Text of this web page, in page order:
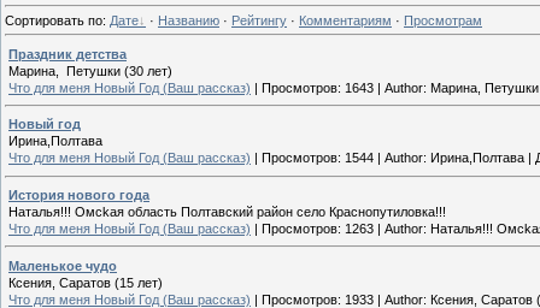
Сортировать по: Дате · Названию · Рейтингу · Комментариям · Просмотрам
Праздник детства
Марина, Петушки (30 лет)
Что для меня Новый Год (Ваш рассказ) | Просмотров: 1643 | Author: Марина, Петушки
Новый год
Ирина,Полтава
Что для меня Новый Год (Ваш рассказ)
Просмотров: 1544 Author: Ирина,Полтава
История нового года
Наталья!!! Омсkая область Полтавский район село Краснопутиловка!!!
Что для меня Новый Год (Ваш рассказ) | Просмотров: 1263 | Author: Наталья!!!
Маленькое чудо
Ксения, Саратов (15 лет)
Что для меня Новый Год (Ваш рассказ) | Просмотров: 1933 | Author: Ксения, Саратов